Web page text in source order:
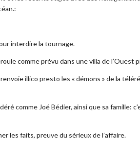
interdire la tournage.
comme prévu dans une villa de l’Ouest
illico presto les « démons » de la
comme Joé Bédier, ainsi que sa famille:
les faits, preuve du sérieux de l’affaire.